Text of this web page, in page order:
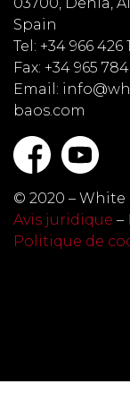
Spain
Tel: +34 966 426
Fax: +34 965 784
Email:
baos.com
© 2020 – White
Avis juridique –
Politique de